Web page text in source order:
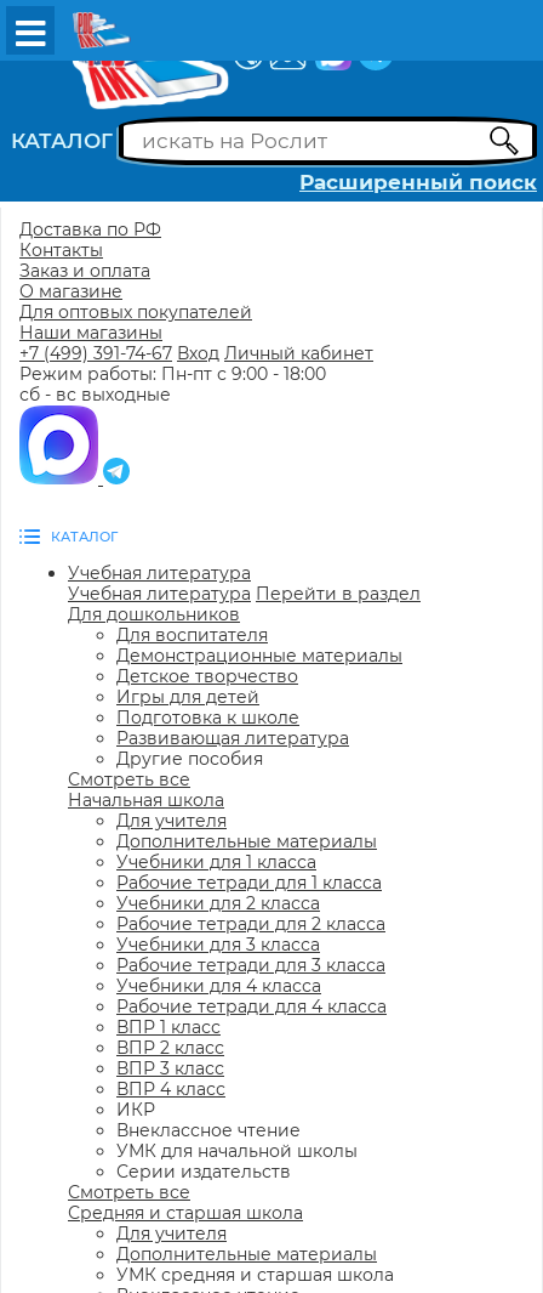
КАТАЛОГ
Расширенный поиск
Доставка по РФ
Контакты
Заказ и оплата
О магазине
Для оптовых покупателей
Наши магазины
+7 (499) 391-74-67 Вход Личный кабинет
Режим работы: Пн-пт с 9:00 - 18:00
сб - вс выходные
КАТАЛОГ
Учебная литература
Учебная литература Перейти в раздел
Для дошкольников
Для воспитателя
Демонстрационные материалы
Детское творчество
Игры для детей
Подготовка к школе
Развивающая литература
Другие пособия
Смотреть все
Начальная школа
Для учителя
Дополнительные материалы
Учебники для 1 класса
Рабочие тетради для 1 класса
Учебники для 2 класса
Рабочие тетради для 2 класса
Учебники для 3 класса
Рабочие тетради для 3 класса
Учебники для 4 класса
Рабочие тетради для 4 класса
ВПР 1 класс
ВПР 2 класс
ВПР 3 класс
ВПР 4 класс
ИКР
Внеклассное чтение
УМК для начальной школы
Серии издательств
Смотреть все
Средняя и старшая школа
Для учителя
Дополнительные материалы
УМК средняя и старшая школа